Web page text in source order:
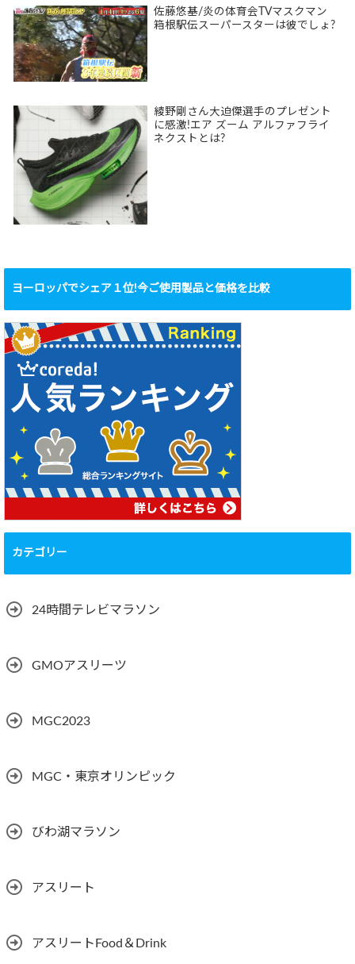
佐藤悠基/炎の体育会TVマスクマン
箱根駅伝スーパースターは彼でしょ?
綾野剛さん大迫傑選手のプレゼント
に感激!エア ズーム アルファフライ
ネクストとは?
ヨーロッパでシェア１位!今ご使用製品と価格を比較
カテゴリー
24時間テレビマラソン
GMOアスリーツ
MGC2023
MGC・東京オリンピック
びわ湖マラソン
アスリート
アスリートFood＆Drink